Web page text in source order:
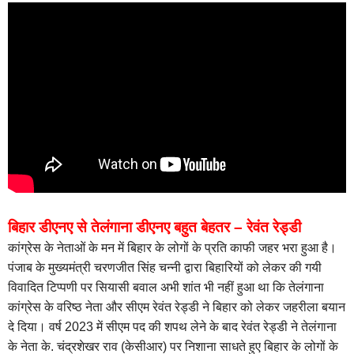
बिहार डीएनए से तेलंगाना डीएनए बहुत बेहतर – रेवंत रेड्डी
कांग्रेस के नेताओं के मन में बिहार के लोगों के प्रति काफी जहर भरा हुआ है।
पंजाब के मुख्यमंत्री चरणजीत सिंह चन्नी द्वारा बिहारियों को लेकर की गयी
विवादित टिप्पणी पर सियासी बवाल अभी शांत भी नहीं हुआ था कि तेलंगाना
कांग्रेस के वरिष्ठ नेता और सीएम रेवंत रेड्डी ने बिहार को लेकर जहरीला बयान
दे दिया। वर्ष 2023 में सीएम पद की शपथ लेने के बाद रेवंत रेड्डी ने तेलंगाना
के नेता के. चंद्रशेखर राव (केसीआर) पर निशाना साधते हुए बिहार के लोगों के